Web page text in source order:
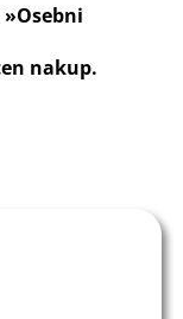
»Osebni
nakup.